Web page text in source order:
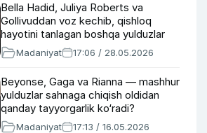
Bella Hadid, Juliya Roberts va
Gollivuddan voz kechib, qishloq
hayotini tanlagan boshqa yulduzlar
Madaniyat 17:06 / 28.05.2026
Beyonse, Gaga va Rianna — mashhur
yulduzlar sahnaga chiqish oldidan
qanday tayyorgarlik ko‘radi?
Madaniyat 17:13 / 16.05.2026